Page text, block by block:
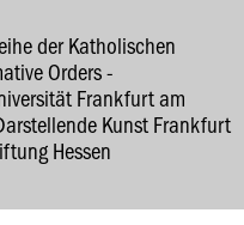
der Katholischen
Orders -
Frankfurt am
Kunst Frankfurt
Hessen